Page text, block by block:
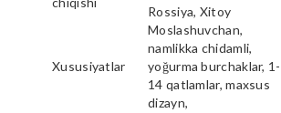
Rossiya, Xitoy
Xususiyatlar
Moslashuvchan,
namlikka chidamli,
yoğurma burchaklar, 1-
14 qatlamlar, maxsus
dizayn,